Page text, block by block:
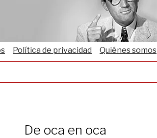
Política de privacidad Quiénes somos
De oca en oca